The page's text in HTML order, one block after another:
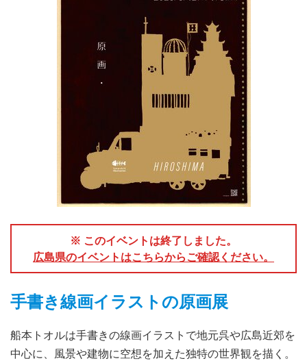
※ このイベントは終了しました。
広島県のイベントはこちらからご確認ください。
手書き線画イラストの原画展
船本トオルは手書きの線画イラストで地元呉や広島近郊を
中心に、風景や建物に空想を加えた独特の世界観を描く。